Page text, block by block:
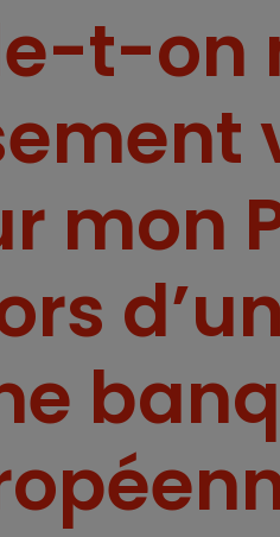
t-on
mon